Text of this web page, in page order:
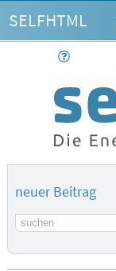
SELFHTML
neuer Beitrag
Suchbegriff